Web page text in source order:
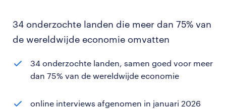
34 onderzochte landen die meer dan 75% van
de wereldwijde economie omvatten
34 onderzochte landen, samen goed voor meer
dan 75% van de wereldwijde economie
online interviews afgenomen in januari 2026